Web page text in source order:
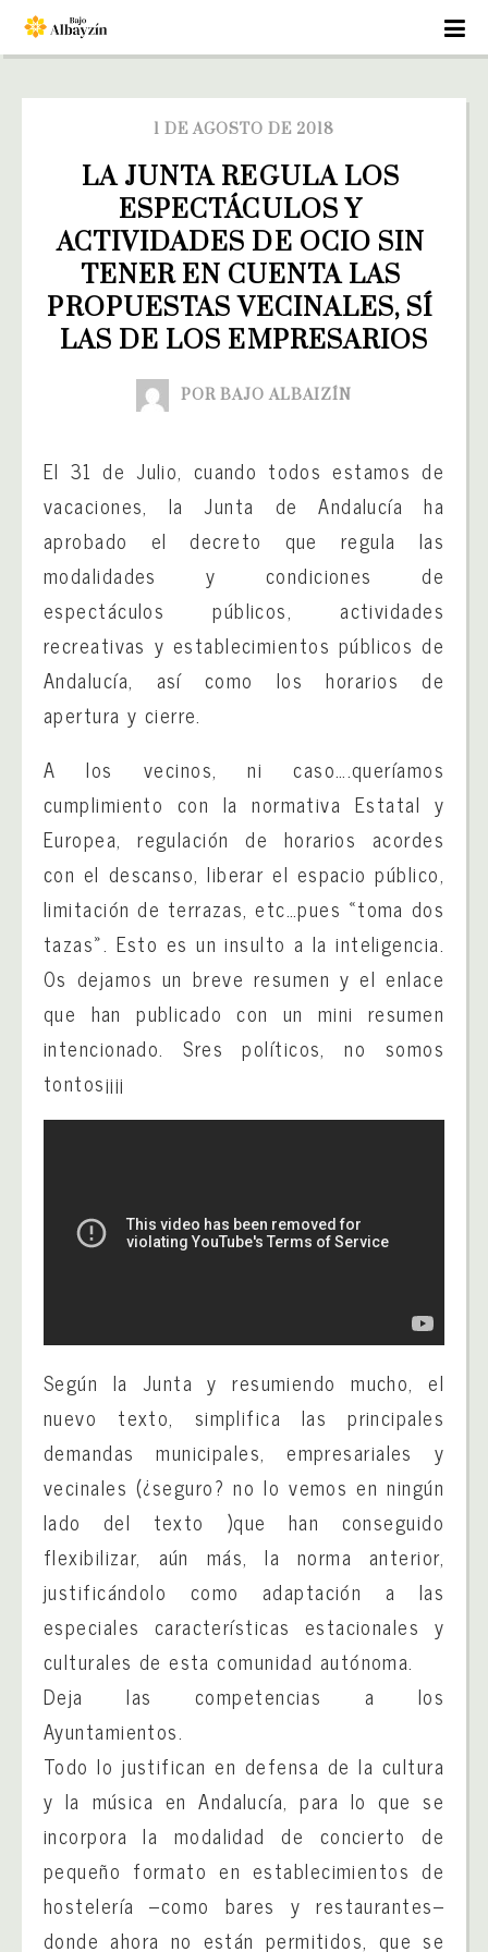
1 DE AGOSTO DE 2018
LA JUNTA REGULA LOS
ESPECTÁCULOS Y
ACTIVIDADES DE OCIO SIN
TENER EN CUENTA LAS
PROPUESTAS VECINALES, SÍ
LAS DE LOS EMPRESARIOS
POR BAJO ALBAIZÍN
El 31 de Julio, cuando todos estamos de
vacaciones, la Junta de Andalucía ha
aprobado el decreto que regula las
modalidades y condiciones de
espectáculos públicos, actividades
recreativas y establecimientos públicos de
Andalucía, así como los horarios de
apertura y cierre.
A los vecinos, ni caso….queríamos
cumplimiento con la normativa Estatal y
Europea, regulación de horarios acordes
con el descanso, liberar el espacio público,
limitación de terrazas, etc…pues «toma dos
tazas». Esto es un insulto a la inteligencia.
Os dejamos un breve resumen y el enlace
que han publicado con un mini resumen
intencionado. Sres políticos, no somos
tontos¡¡¡¡
Según la Junta y resumiendo mucho, el
nuevo texto, simplifica las principales
demandas municipales, empresariales y
vecinales (¿seguro? no lo vemos en ningún
lado del texto )que han conseguido
flexibilizar, aún más, la norma anterior,
justificándolo como adaptación a las
especiales características estacionales y
culturales de esta comunidad autónoma.
Deja las competencias a los
Ayuntamientos.
Todo lo justifican en defensa de la cultura
y la música en Andalucía, para lo que se
incorpora la modalidad de concierto de
pequeño formato en establecimientos de
hostelería –como bares y restaurantes–
donde ahora no están permitidos, que se